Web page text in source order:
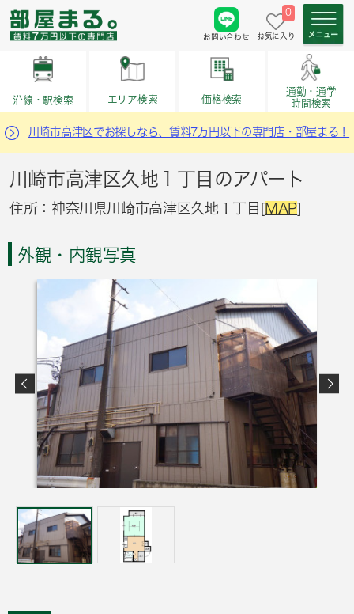
お問い合わせ
0
お気に入り
沿線・駅検索 エリア検索 価格検索
通勤・通学
時間検索
川崎市高津区でお探しなら、賃料7万円以下の専門店・部屋まる！
川崎市高津区久地１丁目のアパート
住所：神奈川県川崎市高津区久地１丁目[MAP]
外観・内観写真